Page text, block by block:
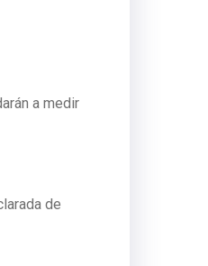
a medir
de